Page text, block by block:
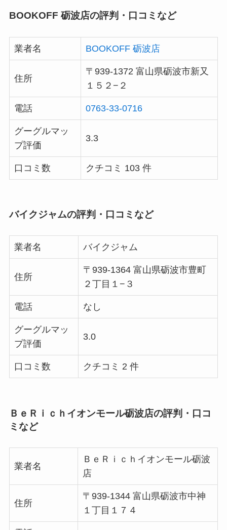
BOOKOFF 砺波店の評判・口コミなど
業者名 BOOKOFF 砺波店
住所
〒939-1372 富山県砺波市新又
１５２−２
電話 0763-33-0716
グーグルマッ
プ評価
3.3
口コミ数 クチコミ 103 件
バイクジャムの評判・口コミなど
業者名 バイクジャム
住所
〒939-1364 富山県砺波市豊町
２丁目１−３
電話 なし
グーグルマッ
プ評価
3.0
口コミ数 クチコミ 2 件
ＢｅＲｉｃｈイオンモール砺波店の評判・口コ
ミなど
業者名
ＢｅＲｉｃｈイオンモール砺波
店
住所
〒939-1344 富山県砺波市中神
１丁目１７４